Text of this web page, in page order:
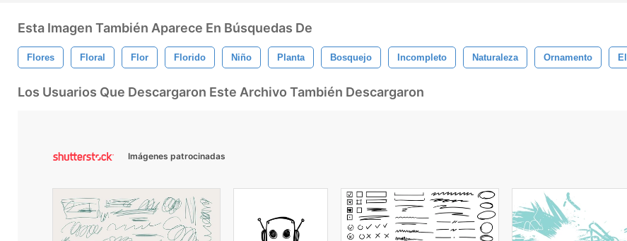
Esta Imagen También Aparece En Búsquedas De
Flores Floral Flor Florido Niño Planta Bosquejo Incompleto Naturaleza Ornamento
Los Usuarios Que Descargaron Este Archivo También Descargaron
Imágenes patrocinadas